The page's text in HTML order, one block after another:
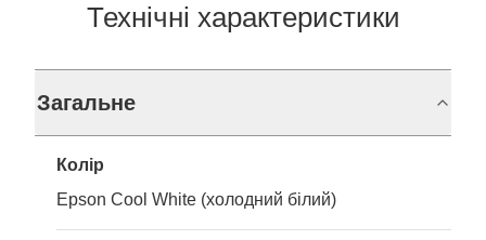
Технічні характеристики
Загальне
Колір
Epson Cool White (холодний білий)